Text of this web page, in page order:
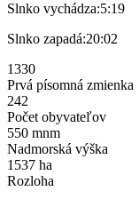
Slnko vychádza:5:19
Slnko zapadá:20:02
1330
Prvá písomná zmienka
242
Počet obyvateľov
550 mnm
Nadmorská výška
1537 ha
Rozloha